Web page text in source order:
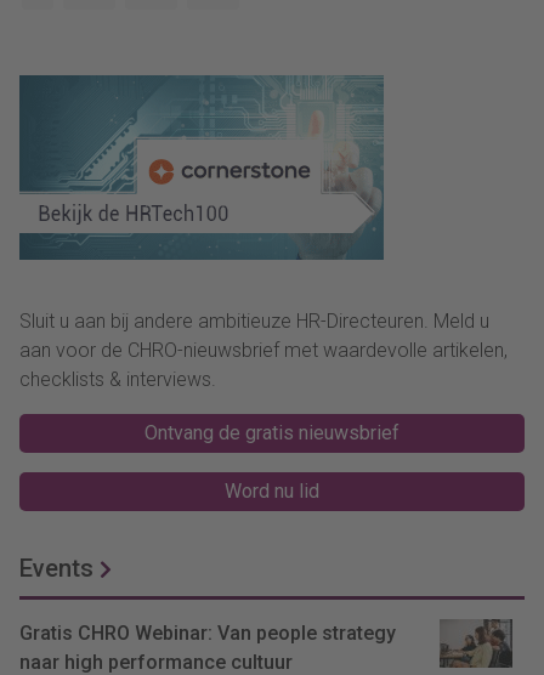
associatieverdrag met
Oekraïne sterk verdeeld zijn.
Dat de argumenten voor en
tegen enorm divers zijn, dat
een grote groep
vraagstuk (te) ingewikkeld
vindt voor een simpele
vraag wat het kabinet met
de uitslag moet doen
verschillen de meningen.
Fractievoorzitters en
Sluit u aan bij andere ambitieuze HR-Directeuren. Meld u
aan voor de CHRO-nieuwsbrief met waardevolle artikelen,
checklists & interviews.
Ontvang de gratis nieuwsbrief
Word nu lid
Events
Gratis CHRO Webinar: Van people strategy
naar high performance cultuur